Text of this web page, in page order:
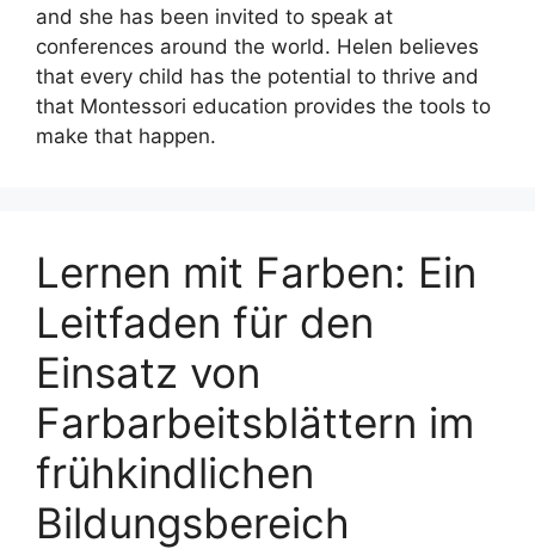
and she has been invited to speak at
conferences around the world. Helen believes
that every child has the potential to thrive and
that Montessori education provides the tools to
make that happen.
Lernen mit Farben: Ein
Leitfaden für den
Einsatz von
Farbarbeitsblättern im
frühkindlichen
Bildungsbereich